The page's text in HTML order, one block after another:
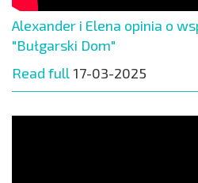
Alexander i Elena opinia o
"Bułgarski Dom"
Read full 17-03-2025